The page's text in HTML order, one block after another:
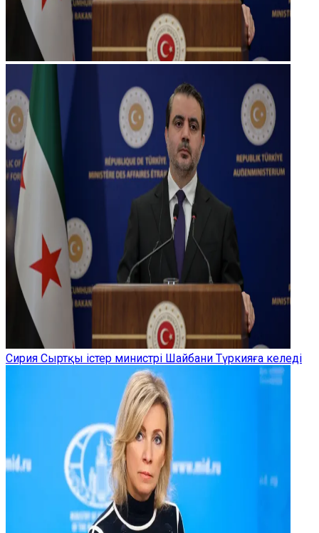
Сирия Сыртқы істер министрі Шайбани Түркияға келеді